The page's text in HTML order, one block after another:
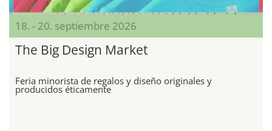
18. - 20. septiembre 2026
The Big Design Market
Feria minorista de regalos y diseño originales y
producidos éticamente